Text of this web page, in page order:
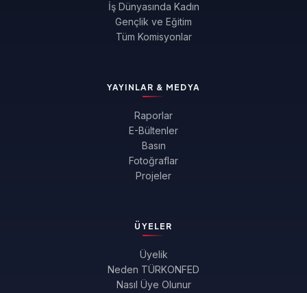
İş Dünyasında Kadın
Gençlik ve Eğitim
Tüm Komisyonlar
YAYINLAR & MEDYA
Raporlar
E-Bültenler
Basın
Fotoğraflar
Projeler
ÜYELER
Üyelik
Neden TÜRKONFED
Nasıl Üye Olunur